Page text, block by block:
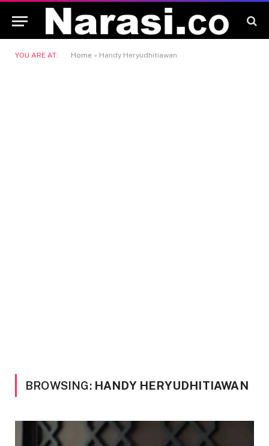
YOU ARE AT: Home » Handy Heryudhitiawan
BROWSING: HANDY HERYUDHITIAWAN